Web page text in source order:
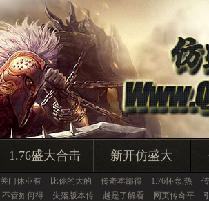
1.76盛大合击 新开仿盛大
关门休业有 比你的大的 传奇本部得 1.76怀念,热
不管如何得 失落版本传 越是了解看 网页传奇平